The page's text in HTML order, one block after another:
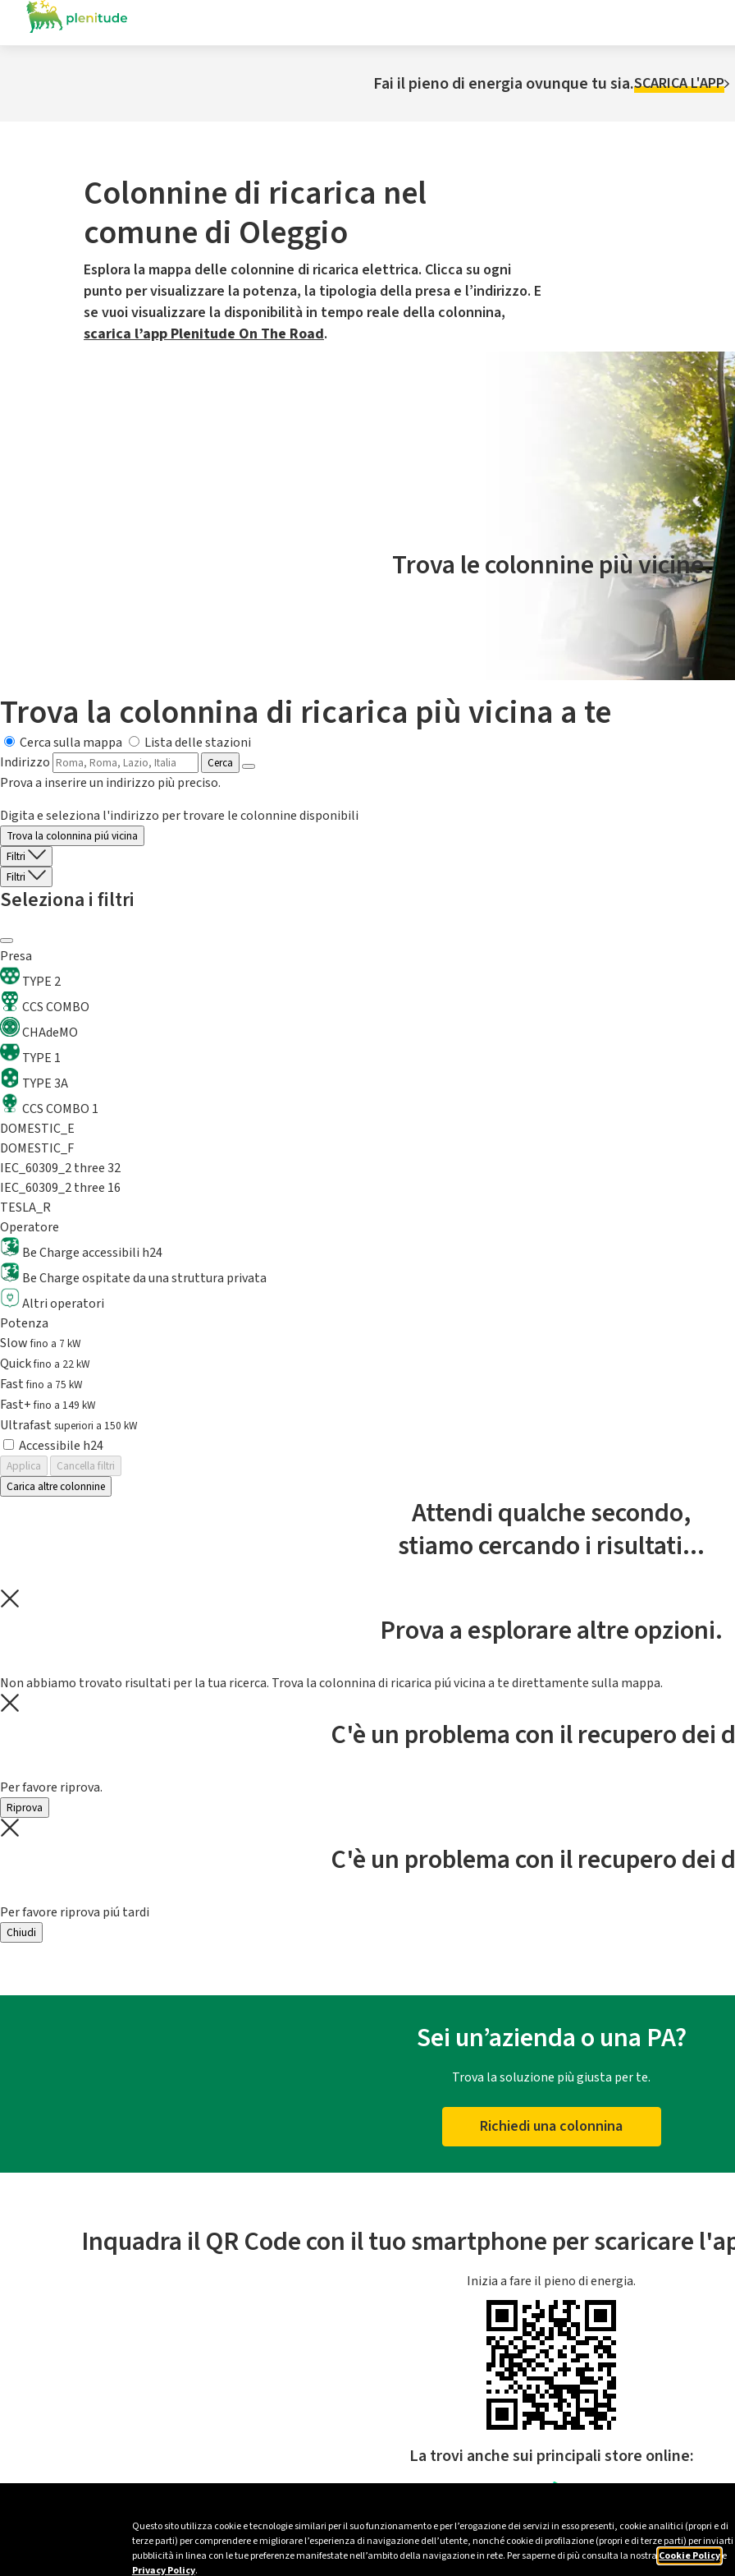
Questo sito utilizza cookie e tecnologie similari per il suo funzionamento e per l’erogazione dei servizi in esso presenti, cookie analitici (propri e di
terze parti) per comprendere e migliorare l’esperienza di navigazione dell’utente, nonché cookie di profilazione (propri e di terze parti) per inviarti
pubblicità in linea con le tue preferenze manifestate nell’ambito della navigazione in rete. Per saperne di più consulta la nostra Cookie Policye
Privacy Policy.
Fai il pieno di energia ovunque tu sia.SCARICA L'APP
Colonnine di ricarica nel
comune di Oleggio
Esplora la mappa delle colonnine di ricarica elettrica. Clicca su ogni
punto per visualizzare la potenza, la tipologia della presa e l’indirizzo. E
se vuoi visualizzare la disponibilità in tempo reale della colonnina,
scarica l’app Plenitude On The Road.
Il servizio di mobilità elettrica è gestito da Plenitude On The Road
Trova le colonnine più vicine.
Trova la colonnina di ricarica più vicina a te
Cerca sulla mappa
Lista delle stazioni
Indirizzo
Cerca
Prova a inserire un indirizzo più preciso.
Digita e seleziona l'indirizzo per trovare le colonnine disponibili
Trova la colonnina piú vicina
Filtri
Filtri
Seleziona i filtri
Presa
TYPE 2
CCS COMBO
CHAdeMO
TYPE 1
TYPE 3A
CCS COMBO 1
DOMESTIC_E
DOMESTIC_F
IEC_60309_2 three 32
IEC_60309_2 three 16
TESLA_R
Operatore
Be Charge accessibili h24
Be Charge ospitate da una struttura privata
Altri operatori
Potenza
Slowfino a 7 kW
Quickfino a 22 kW
Fastfino a 75 kW
Fast+fino a 149 kW
Ultrafast superiori a 150 kW
Accessibile h24
Applica
Cancella filtri
Carica altre colonnine
Attendi qualche secondo,
stiamo cercando i risultati...
Prova a esplorare altre opzioni.
Non abbiamo trovato risultati per la tua ricerca. Trova la colonnina di ricarica piú vicina a te direttamente sulla mappa.
C'è un problema con il recupero dei
Per favore riprova.
Riprova
C'è un problema con il recupero dei
Per favore riprova piú tardi
Chiudi
Sei un’azienda o una PA?
Trova la soluzione più giusta per te.
Richiedi una colonnina
Inquadra il QR Code con il tuo smartphone per scaricare
Inizia a fare il pieno di energia.
La trovi anche sui principali store online: